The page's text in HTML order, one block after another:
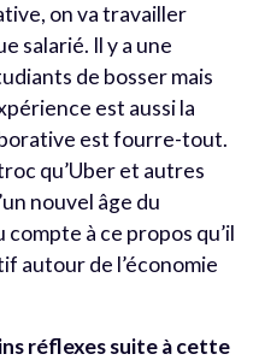
on va travailler
salarié. Il y a une
de bosser mais
est aussi la
est fourre-tout.
qu’Uber et autres
nouvel âge du
à ce propos qu’il
autour de l’économie
réflexes suite à cette